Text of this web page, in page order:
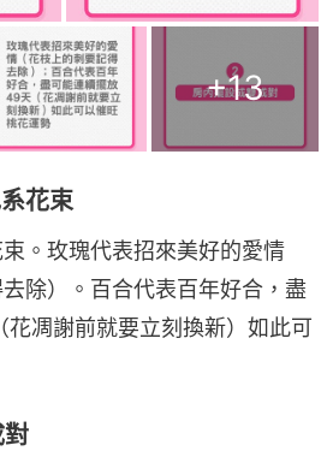
+13
花束
。玫瑰代表招來美好的愛情
去除）。百合代表百年好合，盡
凋謝前就要立刻換新）如此可